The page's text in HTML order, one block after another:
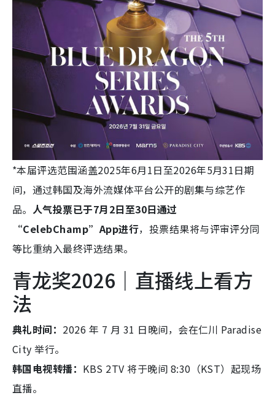
*本届评选范围涵盖2025年6月1日至2026年5月31日期
间，通过韩国及海外流媒体平台公开的剧集与综艺作
品。 人气投票已于7月2日至30日通过
“CelebChamp”App进行，投票结果将与评审评分同
等比重纳入最终评选结果。
青龙奖2026｜直播线上看方
法
典礼时间： 2026 年 7 月 31 日晚间，会在仁川 Paradise
City 举行。
韩国电视转播： KBS 2TV 将于晚间 8:30（KST）起现场
直播。